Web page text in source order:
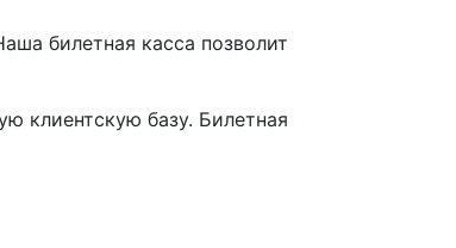
билетная касса позволит
клиентскую базу. Билетная